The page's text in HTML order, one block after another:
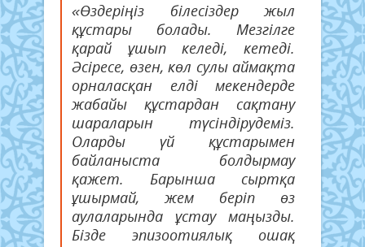
«Өздеріңіз білесіздер жыл
құстары болады. Мезгілге
қарай ұшып келеді, кетеді.
Әсіресе, өзен, көл сулы аймақта
орналасқан елді мекендерде
жабайы құстардан сақтану
шараларын түсіндірудеміз.
Оларды үй құстарымен
байланыста болдырмау
қажет. Барынша сыртқа
ұшырмай, жем беріп өз
аулаларында ұстау маңызды.
Бізде эпизоотиялық ошақ